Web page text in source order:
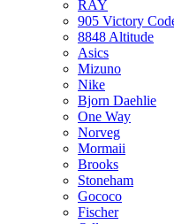
RAY
905 Victory
8848 Altitude
Asics
Mizuno
Nike
Bjorn Daehlie
One Way
Norveg
Mormaii
Brooks
Stoneham
Gococo
Fischer